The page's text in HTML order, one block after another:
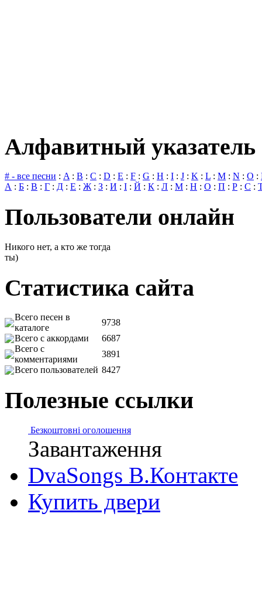
Алфавитный указатель
# - все песни : A: B : C : D : E : F : G : H : I : J : K : L : M : N : O :
А : Б : В : Г : Д : Е : Ж: З : И : І : Й : К : Л : М : Н : О : П : Р : С :
Пользователи онлайн
Никого нет, а кто же тогда
ты)
Статистика сайта
Всего песен в
каталоге
9738
Всего с аккордами
6687
Всего с
комментариями
3891
Всего пользователей 8427
Полезные ссылки
Безкоштовні оголошення
Завантаження
DvaSongs В.Контакте
Купить двери